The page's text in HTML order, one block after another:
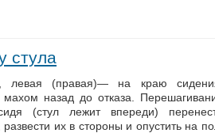
стула
левая (правая)— на краю
назад до отказа.
(стул лежит впереди)
их в стороны и опустить на